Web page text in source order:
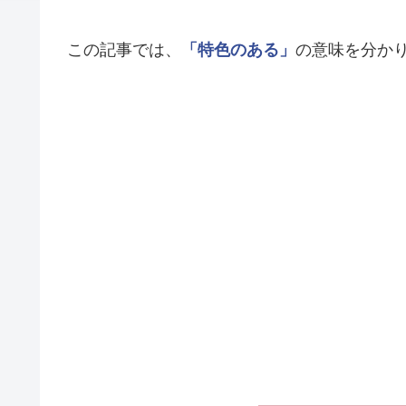
この記事では、 「特色のある」 の意味を分か